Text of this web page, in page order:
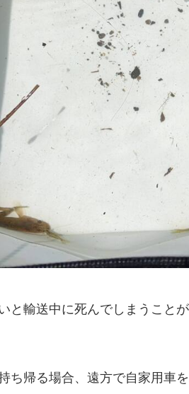
と輸送中に死んでしまうこと
ち帰る場合、遠方で自家用車